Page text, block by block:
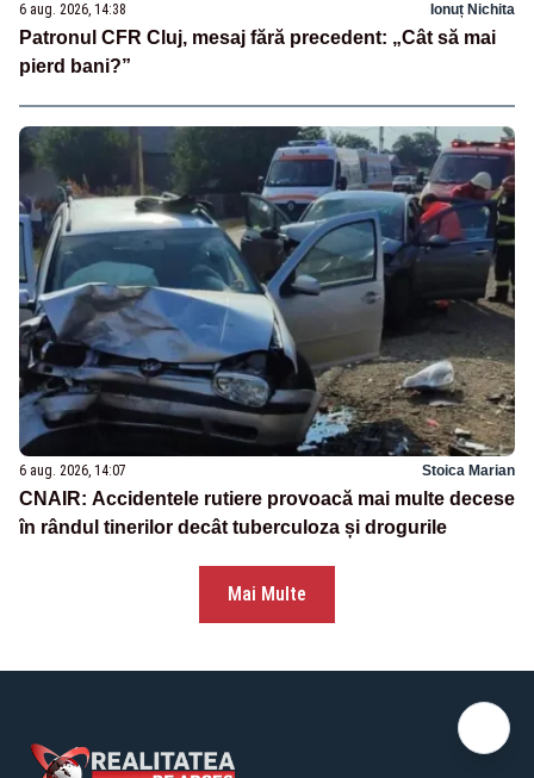
6 aug. 2026, 14:38 Ionuț Nichita
Patronul CFR Cluj, mesaj fără precedent: „Cât să mai
pierd bani?”
6 aug. 2026, 14:07 Stoica Marian
CNAIR: Accidentele rutiere provoacă mai multe decese
în rândul tinerilor decât tuberculoza și drogurile
Mai Multe